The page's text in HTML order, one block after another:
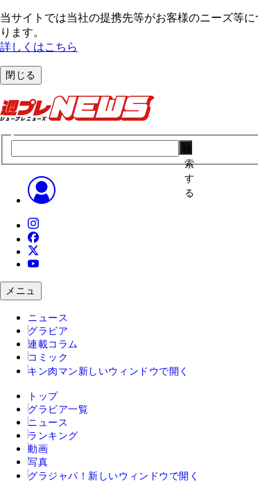
当サイトでは当社の提携先等がお客様のニーズ等
ります。
詳しくはこちら
閉じる
索
す
る
メニュ
ニュース
グラビア
連載コラム
コミック
キン肉マン 新しいウィンドウで開く
トップ
グラビア一覧
ニュース
ランキング
動画
写真
グラジャパ！ 新しいウィンドウで開く